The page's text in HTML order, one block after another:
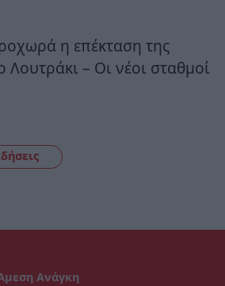
η επέκταση της
– Οι νέοι σταθμοί
Ανάγκη